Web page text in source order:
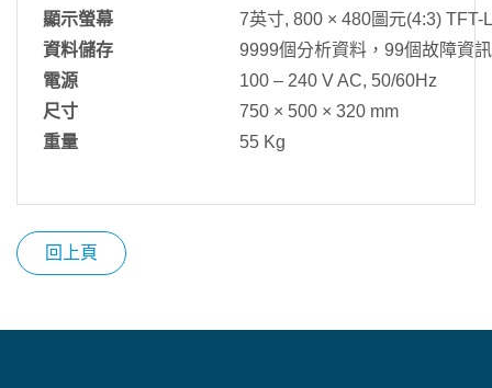
顯示螢幕
7英寸, 800 × 480圖元(4:3) TFT-
資料儲存
9999個分析資料，99個故障資訊
電源
100 – 240 V AC, 50/60Hz
尺寸
750 × 500 × 320 mm
重量
55 Kg
回上頁